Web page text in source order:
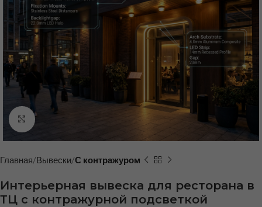
Нажмите, чтобы увеличить
Главная Вывески С контражуром
Интерьерная вывеска для ресторана в
ТЦ с контражурной подсветкой